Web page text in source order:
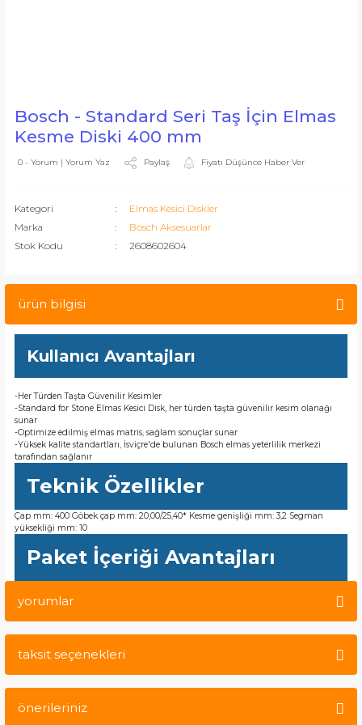
Bosch - Standard Seri Taş İçin Elmas
Kesme Diski 400 mm
0 - Yorum | Yorum Yaz Paylaş Fiyatı Düşünce Haber Ver
Kategori
Elmas Kesici Diskler
Marka
Bosch Aksesuarlar
Stok Kodu
2608602604
ürün bilgisi
Kullanıcı Avantajları
-Her Türden Taşta Güvenilir Kesimler
-Standard for Stone Elmas Kesici Disk, her türden taşta güvenilir kesim olanağı
sunar
-Optimize edilmiş elmas matris, sağlam sonuçlar sunar
-Yüksek kalite standartları, İsviçre'de bulunan Bosch elmas yeterlilik merkezi
tarafından sağlanır
Teknik Özellikler
Çap mm: 400 Göbek çap mm: 20,00/25,40* Kesme genişliği mm: 3,2 Segman
yüksekliği mm: 10
Paket İçeriği Avantajları
yorumlar
taksit seçenekleri
önerileriniz